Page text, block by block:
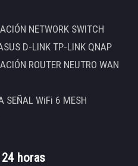
NETWORK SWITCH
D-LINK TP-LINK QNAP
ROUTER NEUTRO WAN
SEÑAL WiFi 6 MESH
horas